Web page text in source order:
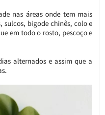
nas áreas onde tem mais
sulcos, bigode chinês, colo e
em todo o rosto, pescoço e
alternados e assim que a